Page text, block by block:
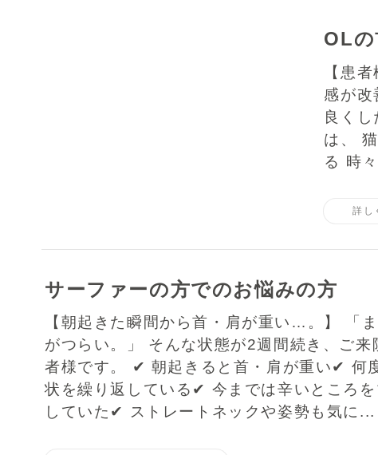
OLの
【患
感が改
良く
は、
る 時
サーファーの方でのお悩みの方
【朝起きた瞬間から首・肩が重い…。】 「
がつらい。」 そんな状態が2週間続き、ご来
者様です。 ✔ 朝起きると首・肩が重い✔ 何
状を繰り返している✔ 今までは辛いところを
していた✔ ストレートネックや姿勢も気に...